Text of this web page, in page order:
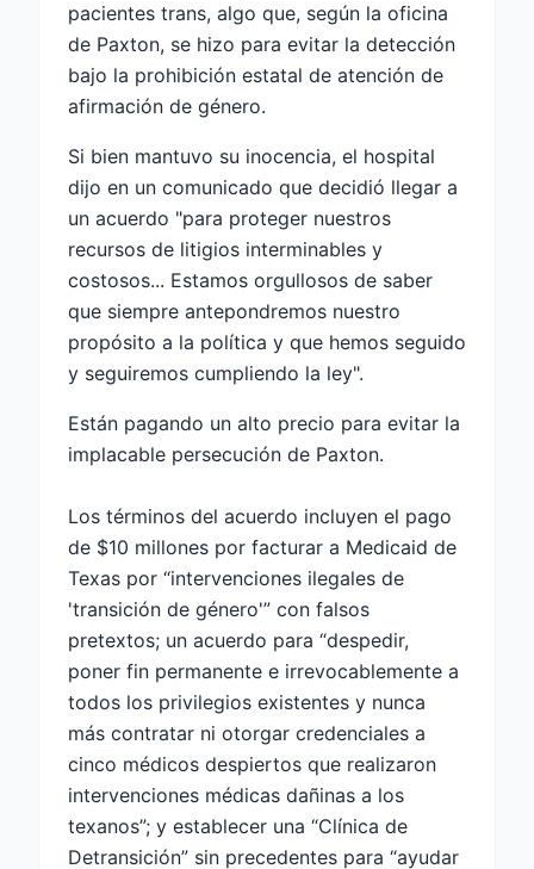
pacientes trans, algo que, según la oficina
de Paxton, se hizo para evitar la detección
bajo la prohibición estatal de atención de
afirmación de género.
Si bien mantuvo su inocencia, el hospital
dijo en un comunicado que decidió llegar a
un acuerdo "para proteger nuestros
recursos de litigios interminables y
costosos... Estamos orgullosos de saber
que siempre antepondremos nuestro
propósito a la política y que hemos seguido
y seguiremos cumpliendo la ley".
Están pagando un alto precio para evitar la
implacable persecución de Paxton.
Los términos del acuerdo incluyen el pago
de $10 millones por facturar a Medicaid de
Texas por “intervenciones ilegales de
'transición de género'” con falsos
pretextos; un acuerdo para “despedir,
poner fin permanente e irrevocablemente a
todos los privilegios existentes y nunca
más contratar ni otorgar credenciales a
cinco médicos despiertos que realizaron
intervenciones médicas dañinas a los
texanos”; y establecer una “Clínica de
Detransición” sin precedentes para “ayudar